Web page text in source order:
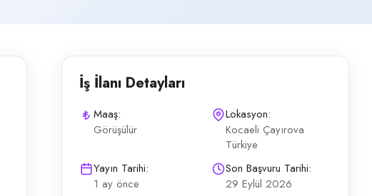
Şekerpınar'da 5 katlı 500 m² asansörlü ofis binasında yemek,
İş İlanı Detayları
Maaş:
Görüşülür
Lokasyon:
Kocaeli Çayırova
Türkiye
Yayın Tarihi:
1 ay önce
Son Başvuru Tarihi:
29 Eylül 2026